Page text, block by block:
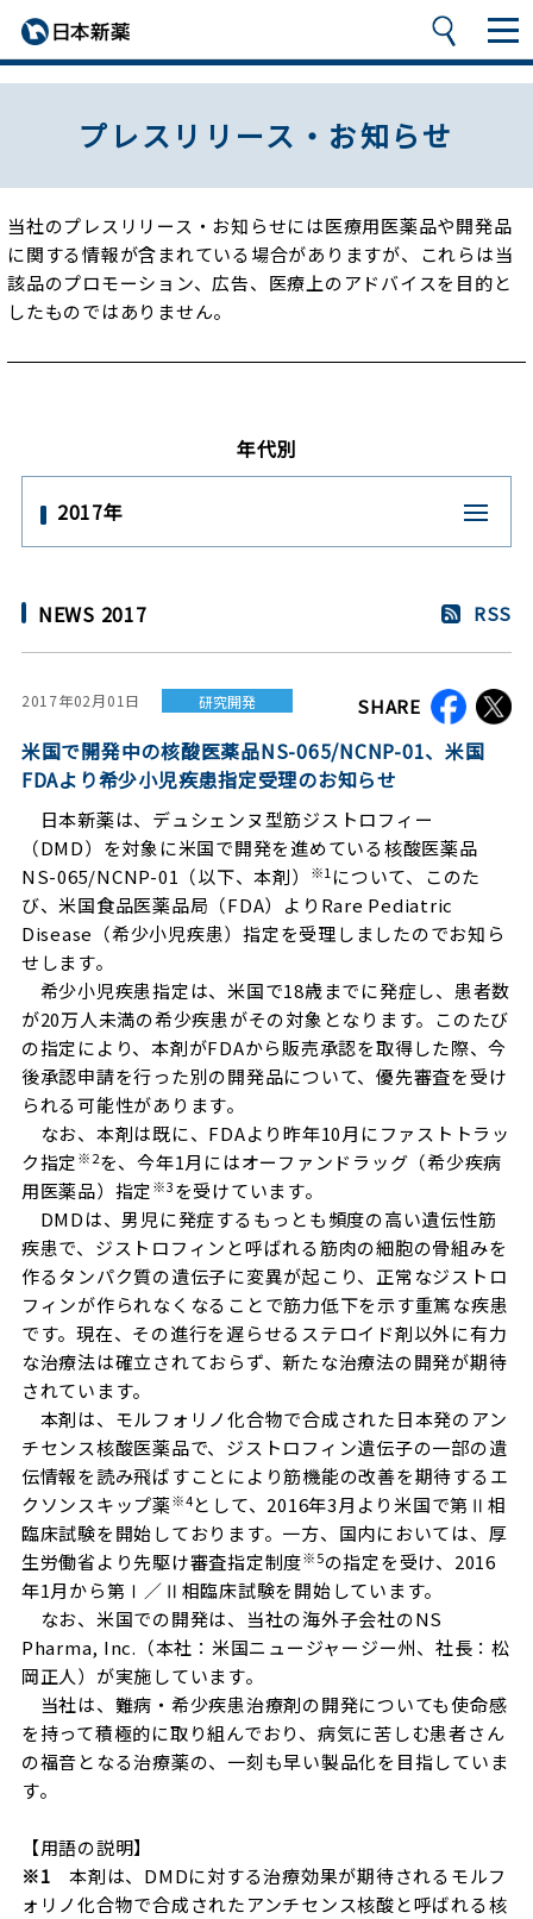
プレスリリース・お知らせ
当社のプレスリリース・お知らせには医療用医薬品や開発品
に関する情報が含まれている場合がありますが、
これらは当
該品のプロモーション、広告、医療上のアドバイスを目的と
したものではありません。
年代別
2017年
NEWS 2017 RSS
2017年02月01日 研究開発 SHARE
米国で開発中の核酸医薬品NS-065/NCNP-01、米国
FDAより希少小児疾患指定受理のお知らせ
日本新薬は、デュシェンヌ型筋ジストロフィー
（DMD）を対象に米国で開発を進めている核酸医薬品
NS-065/NCNP-01（以下、本剤）
※1 について、このた
び、米国食品医薬品局（FDA）よりRare Pediatric
Disease（希少小児疾患）指定を受理しましたのでお知ら
せします。
希少小児疾患指定は、米国で18歳までに発症し、患者数
が20万人未満の希少疾患がその対象となります。このたび
の指定により、本剤がFDAから販売承認を取得した際、今
後承認申請を行った別の開発品について、優先審査を受け
られる可能性があります。
なお、本剤は既に、FDAより昨年10月にファストトラッ
ク指定※2を、今年1月にはオーファンドラッグ（希少疾病
用医薬品）指定※3を受けています。
DMDは、男児に発症するもっとも頻度の高い遺伝性筋
疾患で、ジストロフィンと呼ばれる筋肉の細胞の骨組みを
作るタンパク質の遺伝子に変異が起こり、正常なジストロ
フィンが作られなくなることで筋力低下を示す重篤な疾患
です。現在、その進行を遅らせるステロイド剤以外に有力
な治療法は確立されておらず、新たな治療法の開発が期待
されています。
本剤は、モルフォリノ化合物で合成された日本発のアン
チセンス核酸医薬品で、ジストロフィン遺伝子の一部の遺
伝情報を読み飛ばすことにより筋機能の改善を期待するエ
クソンスキップ薬※4として、2016年3月より米国で第Ⅱ相
臨床試験を開始しております。一方、国内においては、厚
生労働省より先駆け審査指定制度※5の指定を受け、2016
年1月から第Ⅰ／Ⅱ相臨床試験を開始しています。
なお、米国での開発は、当社の海外子会社のNS
Pharma, Inc.（本社：米国ニュージャージー州、社長：松
岡正人）が実施しています。
当社は、難病・希少疾患治療剤の開発についても使命感
を持って積極的に取り組んでおり、病気に苦しむ患者さん
の福音となる治療薬の、一刻も早い製品化を目指していま
す。
【用語の説明】
※1 本剤は、DMDに対する治療効果が期待されるモルフ
ォリノ化合物で合成されたアンチセンス核酸と呼ばれる核